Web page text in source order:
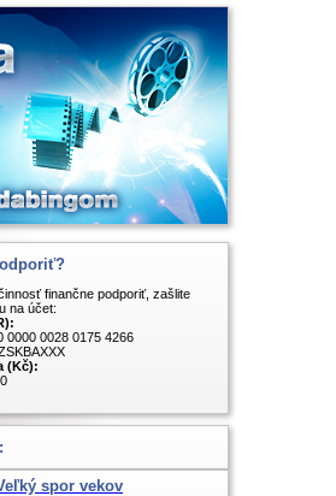
finančne podporiť, zašlite
na účet:
0000 0028 0175 4266
(Kč):
spor vekov